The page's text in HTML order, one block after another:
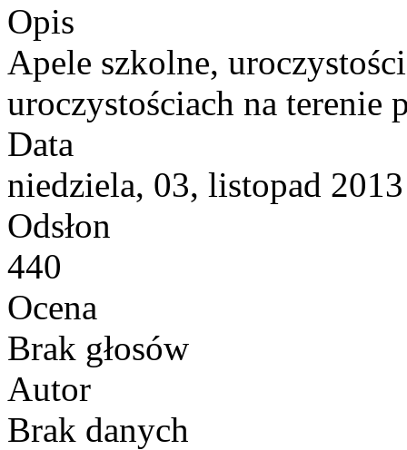
Opis
Apele szkolne,
uroczystościach na
Data
niedziela, 03, listopad 2013
Odsłon
440
Ocena
Brak głosów
Autor
Brak danych